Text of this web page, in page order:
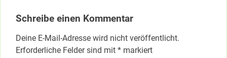
Schreibe einen Kommentar
Deine E-Mail-Adresse wird nicht veröffentlicht.
Erforderliche Felder sind mit * markiert